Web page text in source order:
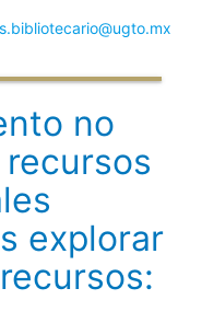
s.bibliotecario@ugto.mx
no
explorar